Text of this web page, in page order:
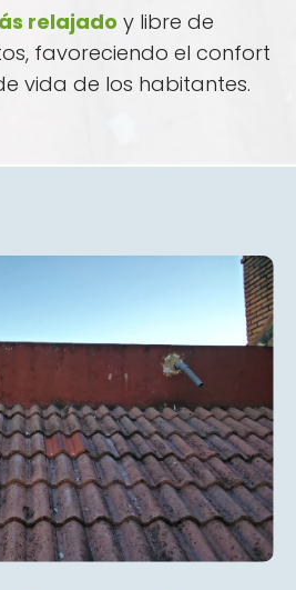
relajado y libre de
favoreciendo el confort
vida de los habitantes.